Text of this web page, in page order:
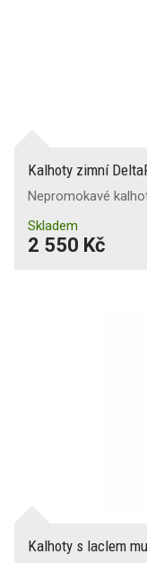
Kalhoty zimní
Nepromokavé
Skladem
2 550 Kč
Kalhoty s laclem